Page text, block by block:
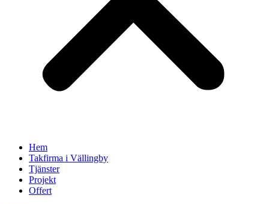
Hem
Takfirma i Vällingby
Tjänster
Projekt
Offert